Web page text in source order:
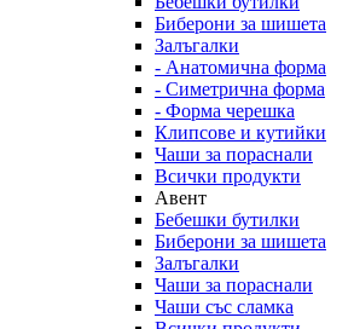
Биберони за шишета
Залъгалки
- Анатомична форма
- Симетрична форма
- Форма черешка
Клипсове и кутийки
Чаши за пораснали
Всички продукти
Авент
Бебешки бутилки
Биберони за шишета
Залъгалки
Чаши за пораснали
Чаши със сламка